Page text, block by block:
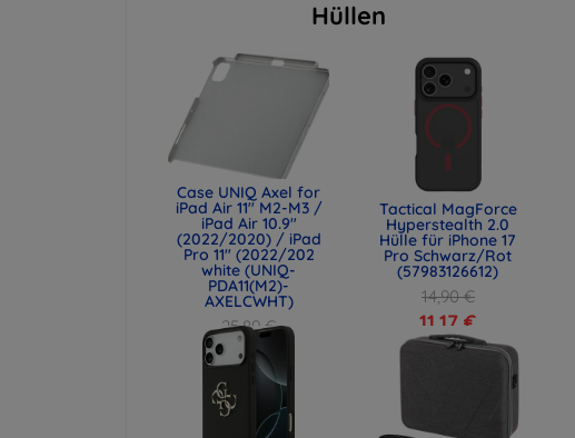
Hüllen
Case UNIQ Axel for
iPad Air 11" M2-M3 /
iPad Air 10.9"
(2022/2020) / iPad
Pro 11" (2022/202
white (UNIQ-
PDA11(M2)-
AXELCWHT)
25,89 €
19,42 €
Tactical MagForce
Hyperstealth 2.0
Hülle für iPhone 17
Pro Schwarz/Rot
(57983126612)
14,90 €
11,17 €